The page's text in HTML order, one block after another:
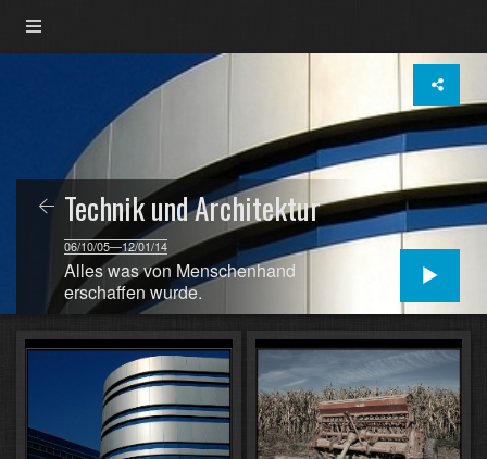
Technik und Architektur
06/10/05—12/01/14
Alles was von Menschenhand
erschaffen wurde.